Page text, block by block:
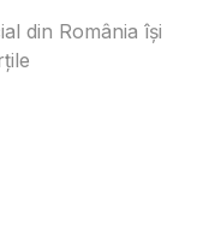
din România își